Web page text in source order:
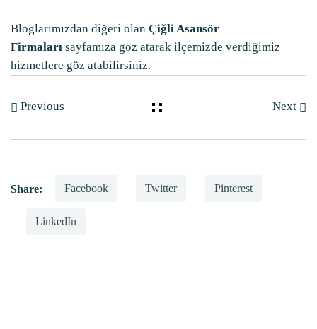
Bloglarımızdan diğeri olan Çiğli Asansör
Firmaları sayfamıza göz atarak ilçemizde verdiğimiz
hizmetlere göz atabilirsiniz.
Previous Next
Share: Facebook Twitter Pinterest
LinkedIn